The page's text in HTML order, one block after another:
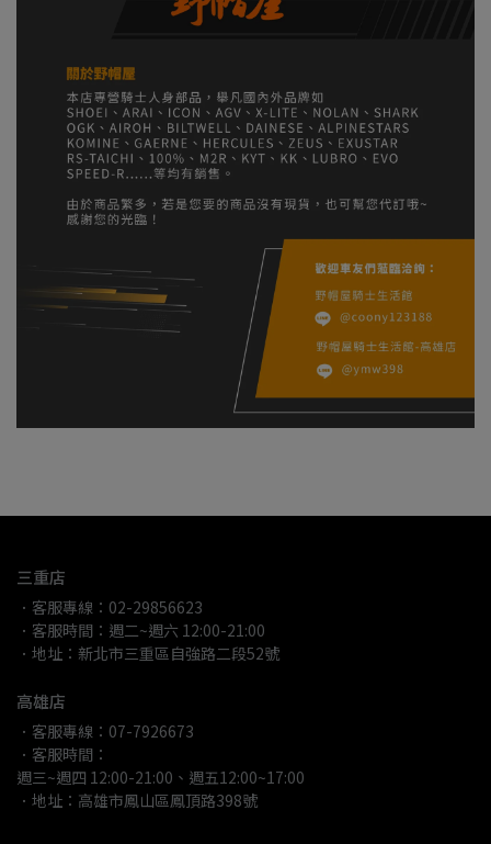
三重店
．客服專線：02-29856623
．客服時間：週二~週六 12:00-21:00
．地址：新北市三重區自強路二段52號
高雄店
．客服專線：07-7926673
．客服時間：
週三~週四 12:00-21:00、週五12:00~17:00
．地址：高雄市鳳山區鳳頂路398號